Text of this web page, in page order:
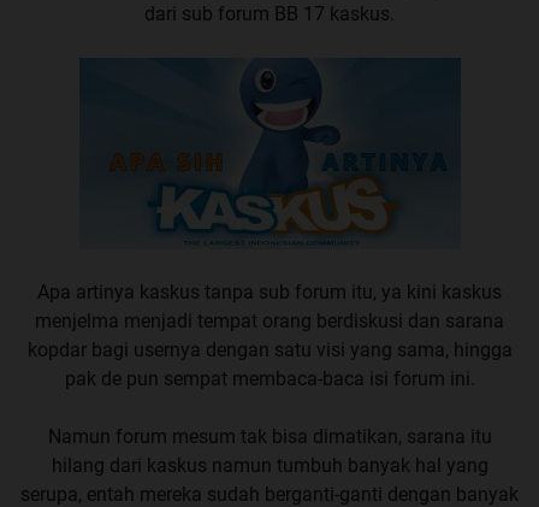
dari sub forum BB 17 kaskus.
Apa artinya kaskus tanpa sub forum itu, ya kini kaskus
menjelma menjadi tempat orang berdiskusi dan sarana
kopdar bagi usernya dengan satu visi yang sama, hingga
pak de pun sempat membaca-baca isi forum ini.
Namun forum mesum tak bisa dimatikan, sarana itu
hilang dari kaskus namun tumbuh banyak hal yang
serupa, entah mereka sudah berganti-ganti dengan banyak